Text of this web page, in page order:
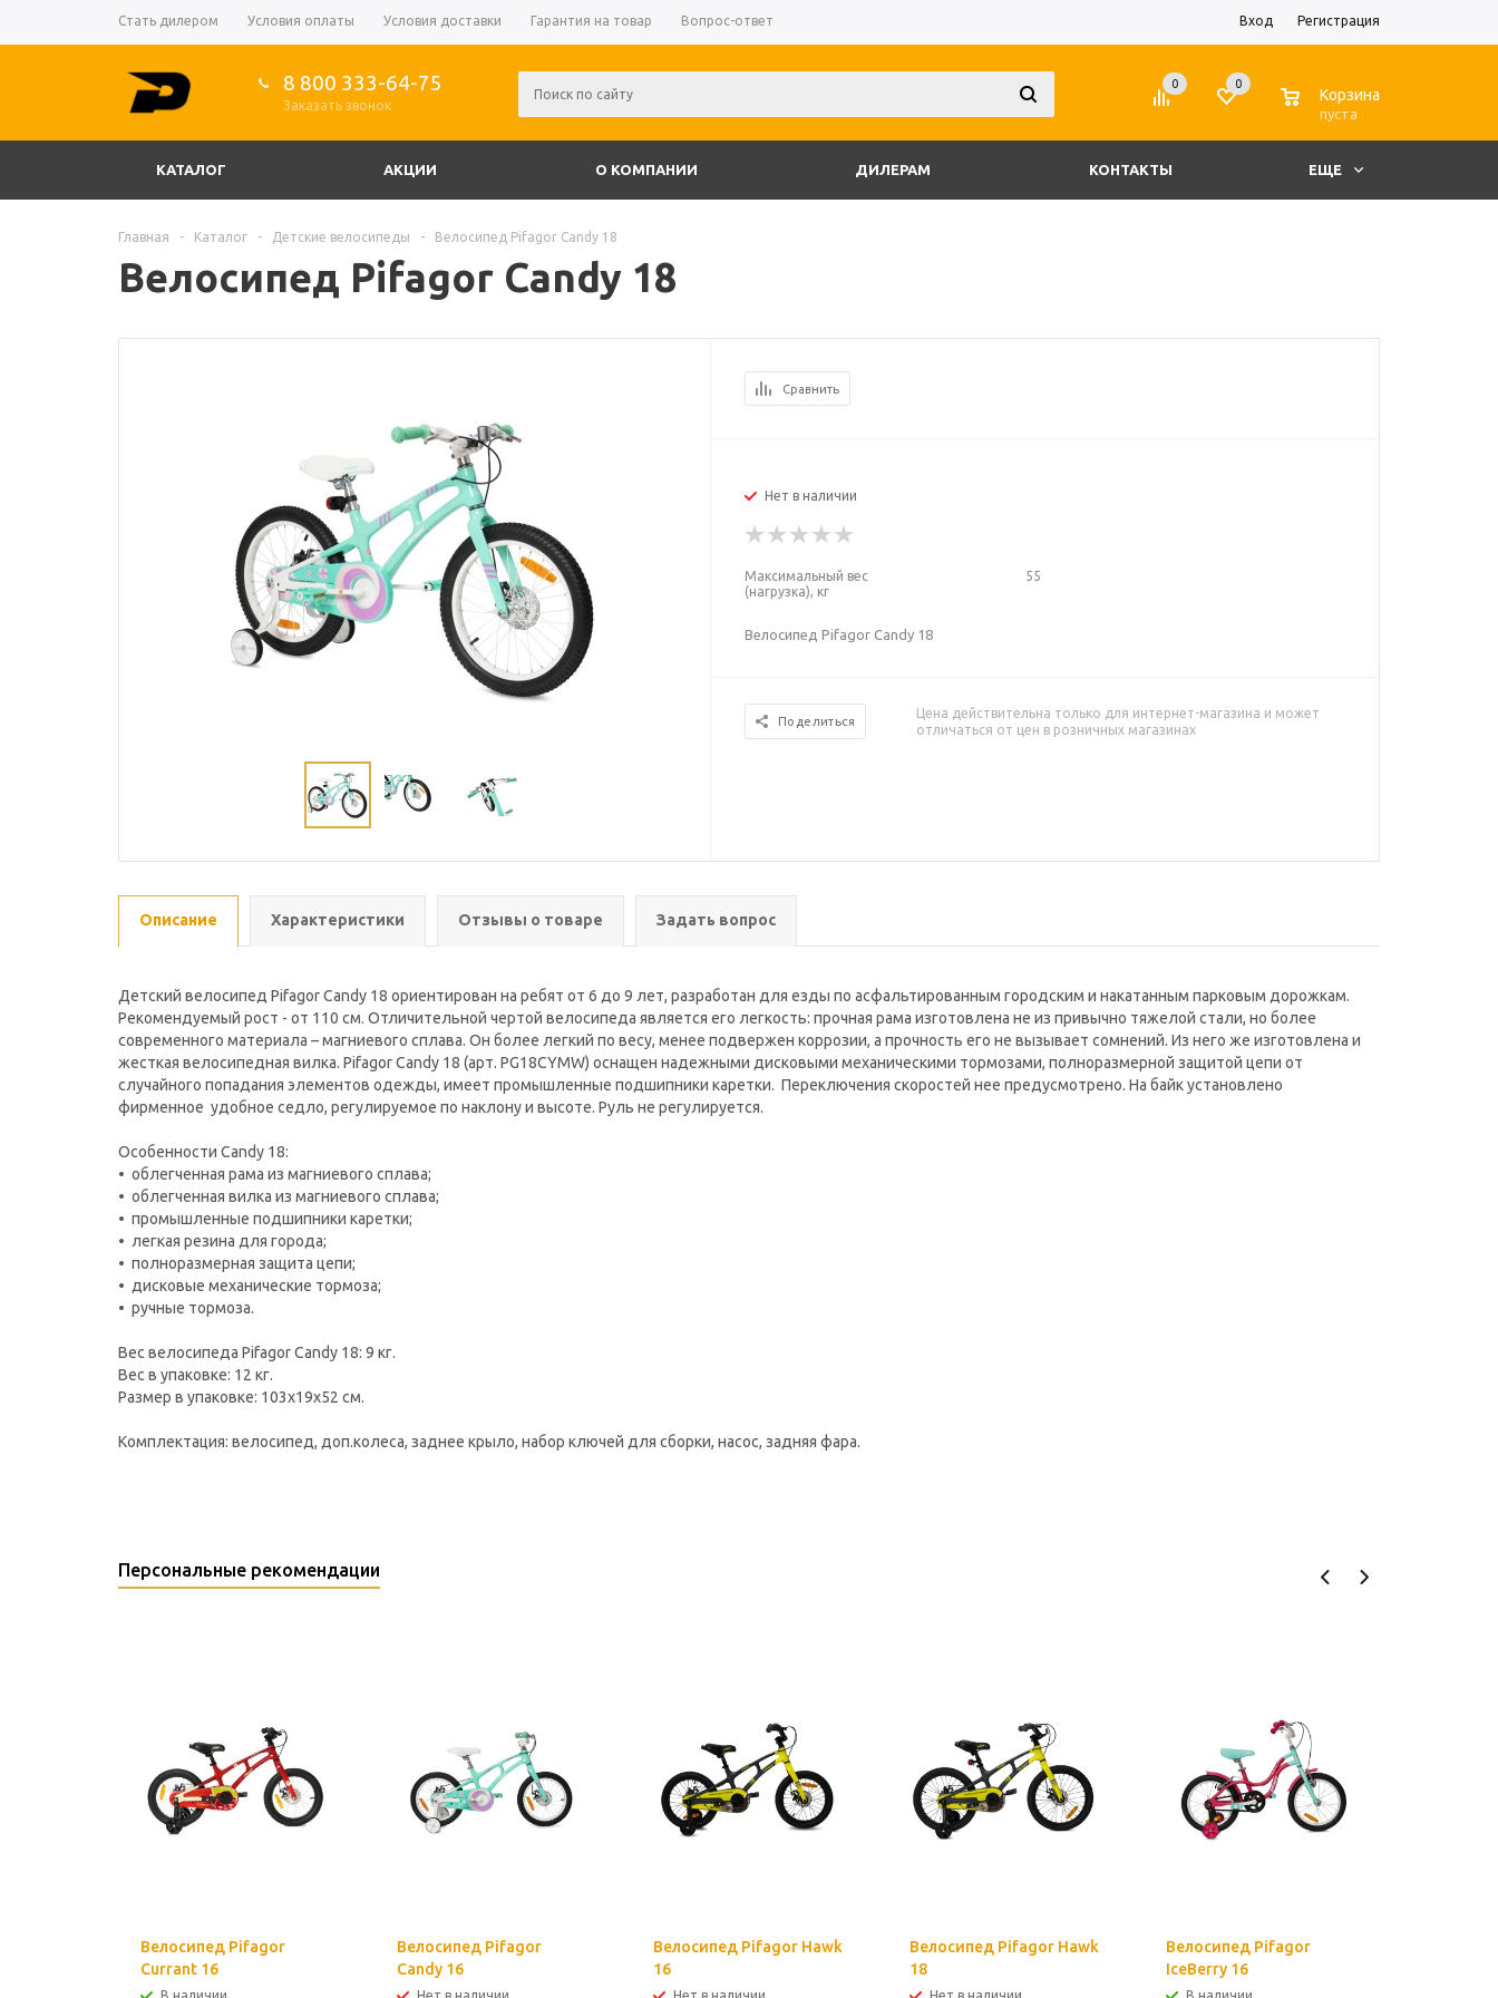
Стать дилером Условия оплаты Условия доставки Гарантия на товар Вопрос-ответ Вход Регистрация
8 800 333-64-75
Заказать звонок
0 0
Корзина
пуста
КАТАЛОГ АКЦИИ О КОМПАНИИ ДИЛЕРАМ КОНТАКТЫ ЕЩЕ
Главная - Каталог - Детские велосипеды - Велосипед Pifagor Candy 18
Велосипед Pifagor Candy 18
Сравнить
Нет в наличии
Максимальный вес
(нагрузка), кг
55
Велосипед Pifagor Candy 18
Поделиться
Цена действительна только для интернет-магазина и может
отличаться от цен в розничных магазинах
Описание Характеристики Отзывы о товаре Задать вопрос
Детский велосипед Pifagor Candy 18 ориентирован на ребят от 6 до 9 лет, разработан для езды по асфальтированным городским и накатанным парковым дорожкам.
Рекомендуемый рост - от 110 см. Отличительной чертой велосипеда является его легкость: прочная рама изготовлена не из привычно тяжелой стали, но более
современного материала – магниевого сплава. Он более легкий по весу, менее подвержен коррозии, а прочность его не вызывает сомнений. Из него же изготовлена и
жесткая велосипедная вилка. Pifagor Candy 18 (арт. PG18CYMW) оснащен надежными дисковыми механическими тормозами, полноразмерной защитой цепи от
случайного попадания элементов одежды, имеет промышленные подшипники каретки. Переключения скоростей нее предусмотрено. На байк установлено
фирменное удобное седло, регулируемое по наклону и высоте. Руль не регулируется.
Особенности Candy 18:
• облегченная рама из магниевого сплава;
• облегченная вилка из магниевого сплава;
• промышленные подшипники каретки;
• легкая резина для города;
• полноразмерная защита цепи;
• дисковые механические тормоза;
• ручные тормоза.
Вес велосипеда Pifagor Candy 18: 9 кг.
Вес в упаковке: 12 кг.
Размер в упаковке: 103х19х52 см.
Комплектация: велосипед, доп.колеса, заднее крыло, набор ключей для сборки, насос, задняя фара.
Персональные рекомендации
Велосипед Pifagor
Currant 16
Велосипед Pifagor
Candy 16
Велосипед Pifagor Hawk
16
Велосипед Pifagor Hawk
18
Велосипед Pifagor
IceBerry 16